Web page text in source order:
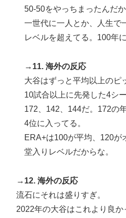
50-50をやっちまったんだか
一世代に一人とか、人生で
レベルを超えてる。100年
→11. 海外の反応
大谷はずっと平均以上のピ
10試合以上に先発した4シ
172、142、144だ。172の
4位に入ってる。
ERA+は100が平均、120が
堂入りレベルだからな。
→12. 海外の反応
流石にそれは盛りすぎ。
2022年の大谷はこれより良